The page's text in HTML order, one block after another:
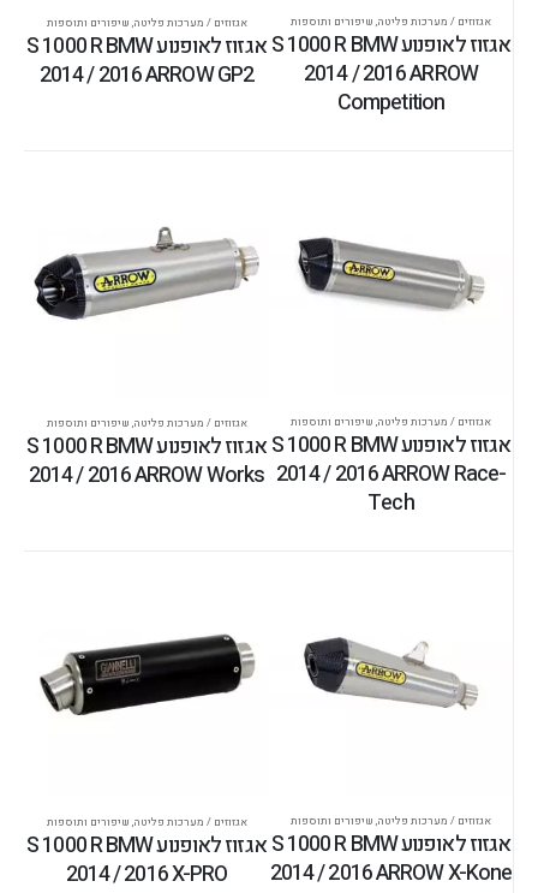
אגזוזים / מערכות פליטה, שיפורים ותוספות
אגזוז לאופנוע S 1000 R BMW
2014 / 2016 ARROW
Competition
אגזוזים / מערכות פליטה, שיפורים ותוספות
אגזוז לאופנוע S 1000 R BMW
2014 / 2016 ARROW GP2
אגזוזים / מערכות פליטה, שיפורים ותוספות
אגזוז לאופנוע S 1000 R BMW
2014 / 2016 ARROW Race-
Tech
אגזוזים / מערכות פליטה, שיפורים ותוספות
אגזוז לאופנוע S 1000 R BMW
2014 / 2016 ARROW Works
אגזוזים / מערכות פליטה, שיפורים ותוספות
אגזוז לאופנוע S 1000 R BMW
2014 / 2016 ARROW X-Kone
אגזוזים / מערכות פליטה, שיפורים ותוספות
אגזוז לאופנוע S 1000 R BMW
2014 / 2016 X-PRO